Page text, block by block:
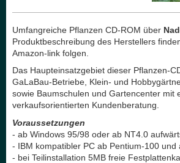
Umfangreiche Pflanzen CD-ROM über
Produktbeschreibung des Herstellers
Amazon-link folgen.
Das Haupteinsatzgebiet dieser Pflanzen-
GaLaBau-Betriebe, Klein- und
sowie Baumschulen und Gartencenter mit
verkaufsorientierten Kundenberatung.
Voraussetzungen
- ab Windows 95/98 oder ab NT4.0
- IBM kompatibler PC ab Pentium-100 und
- bei Teilinstallation 5MB freie